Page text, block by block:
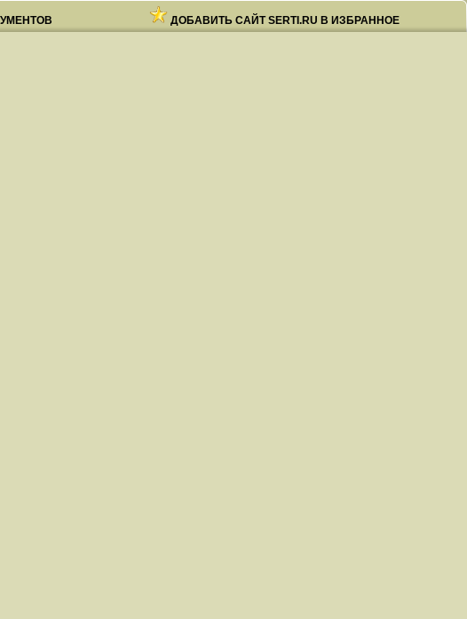
ДОБАВИТЬ САЙТ SERTI.RU В ИЗБРАННОЕ